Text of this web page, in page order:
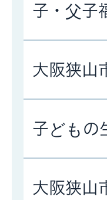
子・父子
大阪狭山
子どもの
大阪狭山